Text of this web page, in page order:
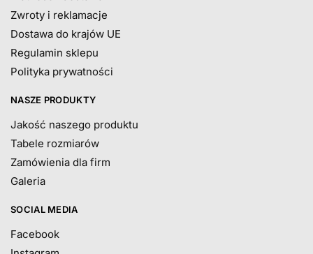
Zwroty i reklamacje
Dostawa do krajów UE
Regulamin sklepu
Polityka prywatności
NASZE PRODUKTY
Jakość naszego produktu
Tabele rozmiarów
Zamówienia dla firm
Galeria
SOCIAL MEDIA
Facebook